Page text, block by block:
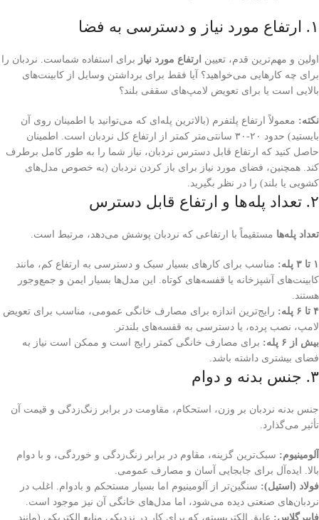
۱. ارتفاع مورد نیاز و دسترسی به فضا
اولین و مهم‌ترین قدم، تعیین ارتفاع مورد نیاز برای استفاده شماست. نردبان را
برای چه کارهایی می‌خواهید؟ آیا فقط برای برداشتن وسایل از کابینت‌های
بالایی است یا برای تعویض لامپ‌های سقفی بلند؟
نکته: معمولاً ارتفاع پلتفرم (بالاترین پله‌ای که می‌توانید با اطمینان روی آن
بایستید) حدود ۲۰-۳۰ سانتی‌متر کمتر از ارتفاع کل نردبان است. اطمینان
حاصل کنید که ارتفاع قابل دسترس نردبان، نیاز شما را به طور کامل برطرف
کند. همچنین، فضای مورد نیاز برای باز کردن نردبان (به خصوص مدل‌های
کشویی یا بلند) را در نظر بگیرید.
۲. تعداد پله‌ها و ارتفاع قابل دسترس
تعداد پله‌ها مستقیماً با ارتفاعی که نردبان پوشش می‌دهد، مرتبط است.
۱ تا ۳ پله:
مناسب برای کارهای بسیار سبک و دسترسی به ارتفاع کم، مانند
کابینت‌های آشپزخانه یا قفسه‌های کوتاه. این مدل‌ها بسیار ایمن و جمع‌وجور
هستند.
۴ تا ۶ پله:
رایج‌ترین اندازه برای مصارف خانگی عمومی، مناسب برای تعویض
لامپ، نصب پرده، یا دسترسی به قفسه‌های بلندتر.
بیش از ۶ پله:
برای مصارف خانگی کمتر رایج است و ممکن است نیاز به
فضای بیشتری داشته باشد.
۳. جنس بدنه و دوام
جنس بدنه نردبان بر وزن، استحکام، مقاومت در برابر زنگ‌زدگی و قیمت آن
تأثیر می‌گذارد.
آلومینیوم: سبک‌ترین گزینه، مقاوم در برابر زنگ‌زدگی و خوردگی، و با دوام
بالا. ایده‌آل برای جابجایی آسان و مصارف عمومی.
فولاد (استیل): سنگین‌تر از آلومینیوم اما بسیار مستحکم و بادوام. اغلب در
نردبان‌های صنعتی دیده می‌شود، اما مدل‌های خانگی آن نیز موجود است.
فایبرگلاس: عایق الکتریسیته، که برای کار در نزدیکی منابع الکتریکی (مانند